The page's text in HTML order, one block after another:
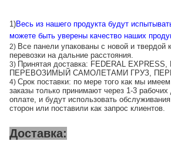
1)Весь из нашего продукта будут
можете быть уверены качество наших
2) Все панели упакованы с новой и твердой
перевозки на дальние расстояния.
3) Принятая доставка: FEDERAL
ПЕРЕВОЗИМЫЙ САМОЛЕТАМИ ГРУЗ,
4) Срок поставки: по мере того как мы
заказы только принимают через 1-3
оплате, и будут использовать
сторон или поставили как запрос клиентов.
Доставка: